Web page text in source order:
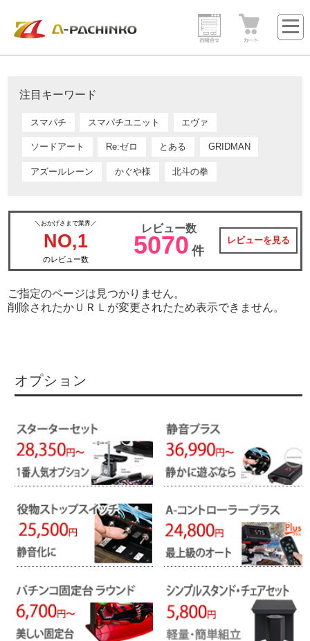
注目キーワード
スマパチ スマパチユニット エヴァ
ソードアート Re:ゼロ とある GRIDMAN
アズールレーン かぐや様 北斗の拳
＼おかげさまで業界／
NO,1
のレビュー数
レビュー数
5070 件
レビューを見る
ご指定のページは見つかりません。
削除されたかＵＲＬが変更されたため表示できません。
オプション